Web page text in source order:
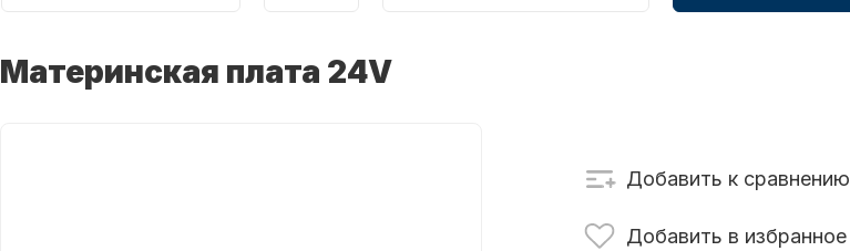
Запчасти для ПЛМ
Материнская плата 24V
Добавить к сравнению
Добавить в избранное